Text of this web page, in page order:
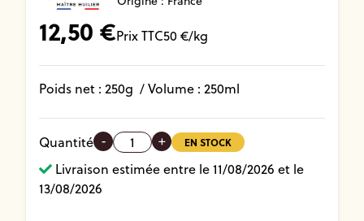
12,50 €Prix TTC50€/kg
Poids net : 250g / Volume : 250ml
Quantité - + EN STOCK
Livraison estimée entre le 11/08/2026 et le
13/08/2026